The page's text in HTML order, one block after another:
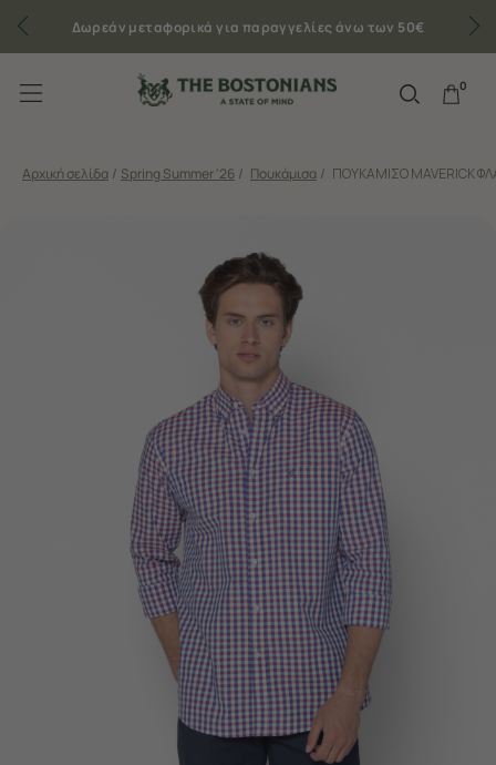
Δωρεάν μεταφορικά για παραγγελίες άνω των 50€
0
Αρχική σελίδα / Spring Summer '26 / Πουκάμισα / ΠΟΥΚΑΜΙΣΟ MAVERICK